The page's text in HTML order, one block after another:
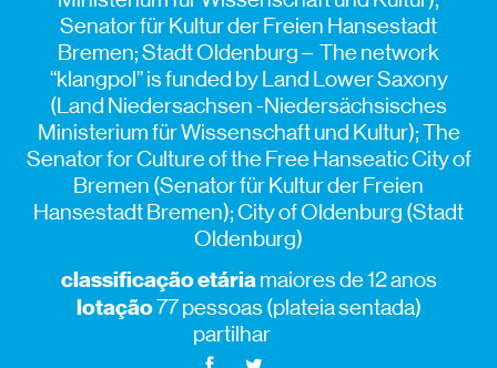
Senator für Kultur der Freien Hansestadt
Bremen; Stadt Oldenburg – The network
“klangpol” is funded by Land Lower Saxony
(Land Niedersachsen -Niedersächsisches
Ministerium für Wissenschaft und Kultur); The
Senator for Culture of the Free Hanseatic City of
Bremen (Senator für Kultur der Freien
Hansestadt Bremen); City of Oldenburg (Stadt
Oldenburg)
classificação etáriamaiores de 12 anos
lotação77 pessoas (plateia sentada)
partilhar